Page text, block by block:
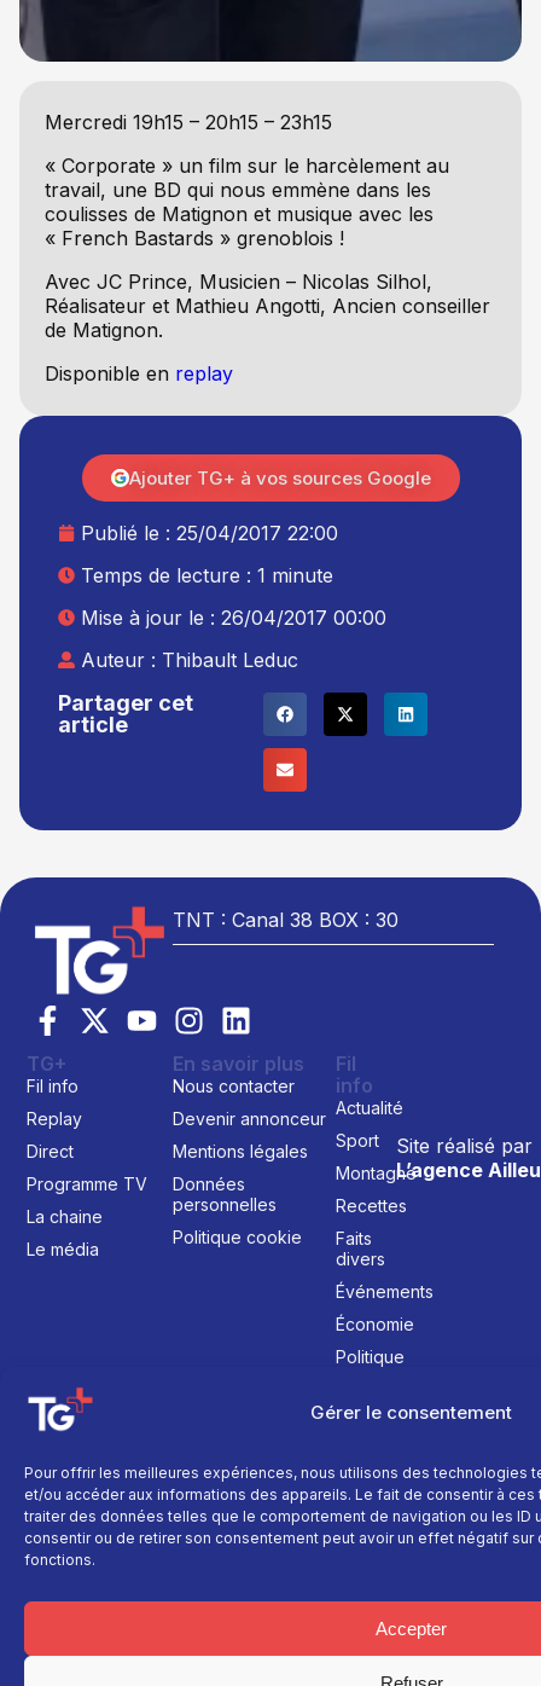
Gérer le consentement
Pour offrir les meilleures expériences, nous utilisons des technologies
et/ou accéder aux informations des appareils. Le fait de consentir à
traiter des données telles que le comportement de navigation ou les ID
consentir ou de retirer son consentement peut avoir un effet négatif
fonctions.
Accepter
Mercredi 19h15 – 20h15 – 23h15
« Corporate » un film sur le harcèlement au
travail, une BD qui nous emmène dans les
coulisses de Matignon et musique avec les
« French Bastards » grenoblois !
Avec JC Prince, Musicien – Nicolas Silhol,
Réalisateur et Mathieu Angotti, Ancien conseiller
de Matignon.
Disponible en replay
Partager cet
article
Publié le : 25/04/2017 22:00
Temps de lecture : 1 minute
Mise à jour le : 26/04/2017 00:00
Auteur : Thibault Leduc
Ajouter TG+ à vos sources Google
TNT : Canal 38 BOX : 30
Site réalisé par
L’agence
TG+
Fil info
Replay
Direct
Programme TV
La chaine
Le média
En savoir plus
Nous contacter
Devenir annonceur
Mentions légales
Données
personnelles
Politique cookie
Fil
info
Actualité
Sport
Montagne
Recettes
Faits
divers
Événements
Économie
Politique